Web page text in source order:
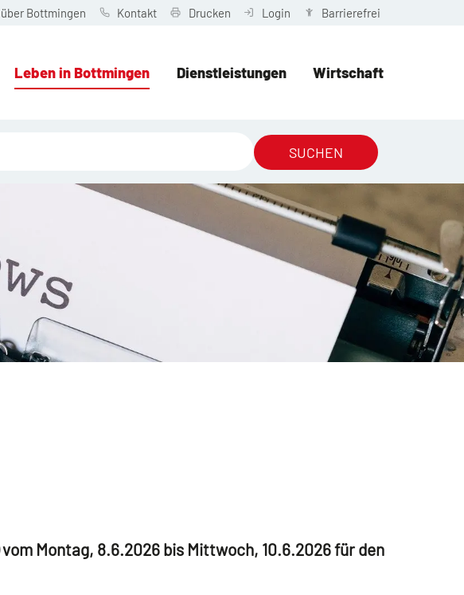
Bottmingen Kontakt Drucken Login Barrierefrei
Leben in Bottmingen Dienstleistungen Wirtschaft
SUCHEN
Montag, 8.6.2026 bis Mittwoch, 10.6.2026 für den